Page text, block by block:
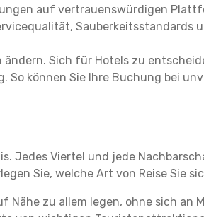
auf vertrauenswürdigen
Sauberkeitsstandards
Sich für Hotels zu
können Sie Ihre Buchung bei
Jedes Viertel und jede
Sie, welche Art von Reise Sie
Nähe zu allem legen, ohne sich an